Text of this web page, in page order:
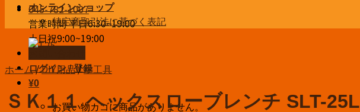
045-782-1007
営業時間 平日6:30~19:00
土日祝9:00~19:00
ログイン / 登録
¥0
お買い物カゴに商品がありません。
オンラインショップ
特定商取引法に基づく表記
ホーム/DIY用品/手工具
ＳＫ１１ ヘックスローブレンチ SLT-25L